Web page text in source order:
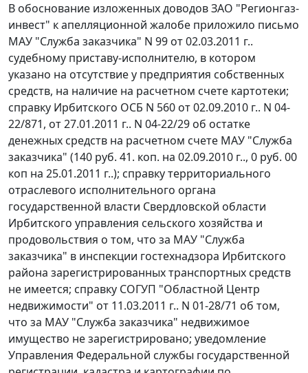
В обоснование изложенных доводов ЗАО "Регионгаз-
инвест" к апелляционной жалобе приложило письмо
МАУ "Служба заказчика" N 99 от 02.03.2011 г..
судебному приставу-исполнителю, в котором
указано на отсутствие у предприятия собственных
средств, на наличие на расчетном счете картотеки;
справку Ирбитского ОСБ N 560 от 02.09.2010 г.. N 04-
22/871, от 27.01.2011 г.. N 04-22/29 об остатке
денежных средств на расчетном счете МАУ "Служба
заказчика" (140 руб. 41. коп. на 02.09.2010 г.., 0 руб. 00
коп на 25.01.2011 г..); справку территориального
отраслевого исполнительного органа
государственной власти Свердловской области
Ирбитского управления сельского хозяйства и
продовольствия о том, что за МАУ "Служба
заказчика" в инспекции гостехнадзора Ирбитского
района зарегистрированных транспортных средств
не имеется; справку СОГУП "Областной Центр
недвижимости" от 11.03.2011 г.. N 01-28/71 об том,
что за МАУ "Служба заказчика" недвижимое
имущество не зарегистрировано; уведомление
Управления Федеральной службы государственной